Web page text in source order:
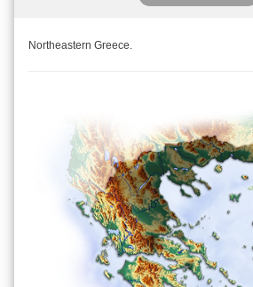
Northeastern Greece.